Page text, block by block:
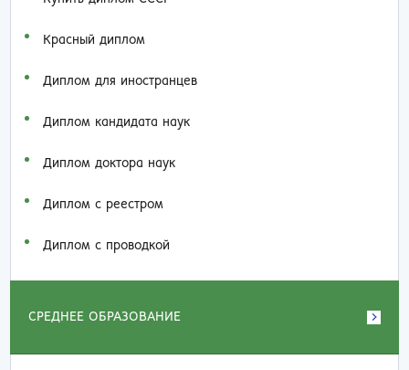
Красный диплом
Диплом для иностранцев
Диплом кандидата наук
Диплом доктора наук
Диплом с реестром
Диплом с проводкой
СРЕДНЕЕ ОБРАЗОВАНИЕ